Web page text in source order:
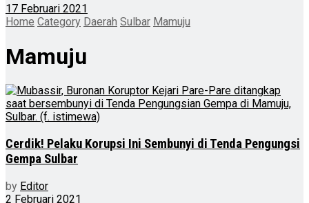
17 Februari 2021
Home Category Daerah Sulbar Mamuju
Mamuju
Cerdik! Pelaku Korupsi Ini Sembunyi di Tenda Pengungsi
Gempa Sulbar
by Editor
2 Februari 2021